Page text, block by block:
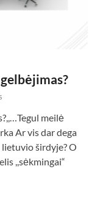
meilė
Ar vis dar dega
širdyje? O
,,sėkmingai“